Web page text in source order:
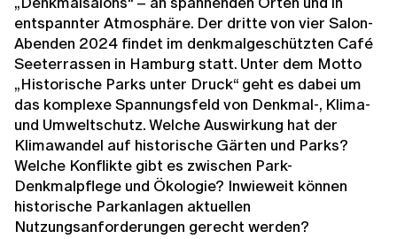
entspannter Atmosphäre. Der dritte von vier Salon-
Abenden 2024 findet im denkmalgeschützten Café
Seeterrassen in Hamburg statt. Unter dem Motto
„Historische Parks unter Druck“ geht es dabei um
das komplexe Spannungsfeld von Denkmal-, Klima-
und Umweltschutz. Welche Auswirkung hat der
Klimawandel auf historische Gärten und Parks?
Welche Konflikte gibt es zwischen Park-
Denkmalpflege und Ökologie? Inwieweit können
historische Parkanlagen aktuellen
Nutzungsanforderungen gerecht werden?